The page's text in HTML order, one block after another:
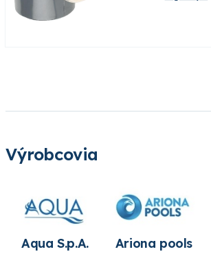
Výrobcovia
Aqua S.p.A. Ariona pools